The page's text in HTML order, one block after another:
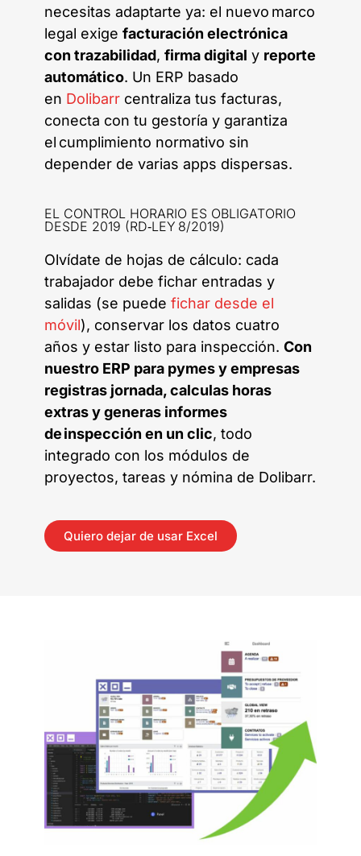
necesitas adaptarte ya: el nuevo marco
legal exige facturación electrónica
con trazabilidad, firma digital y reporte
automático. Un ERP basado
en Dolibarr centraliza tus facturas,
conecta con tu gestoría y garantiza
el cumplimiento normativo sin
depender de varias apps dispersas.
EL CONTROL HORARIO ES OBLIGATORIO
DESDE 2019 (RD‑LEY 8/2019)
Olvídate de hojas de cálculo: cada
trabajador debe fichar entradas y
salidas (se puede fichar desde el
móvil), conservar los datos cuatro
años y estar listo para inspección. Con
nuestro ERP para pymes y empresas
registras jornada, calculas horas
extras y generas informes
de inspección en un clic, todo
integrado con los módulos de
proyectos, tareas y nómina de Dolibarr.
Quiero dejar de usar Excel